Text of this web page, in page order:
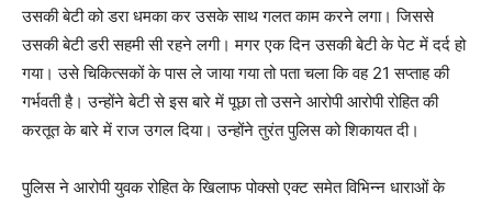
उसकी बेटी को डरा धमका कर उसके साथ गलत काम करने लगा। जिससे
उसकी बेटी डरी सहमी सी रहने लगी। मगर एक दिन उसकी बेटी के पेट में दर्द हो
गया। उसे चिकित्सकों के पास ले जाया गया तो पता चला कि वह 21 सप्ताह की
गर्भवती है। उन्होंने बेटी से इस बारे में पूछा तो उसने आरोपी आरोपी रोहित की
करतूत के बारे में राज उगल दिया। उन्होंने तुरंत पुलिस को शिकायत दी।
पुलिस ने आरोपी युवक रोहित के खिलाफ पोक्सो एक्ट समेत विभिन्न धाराओं के